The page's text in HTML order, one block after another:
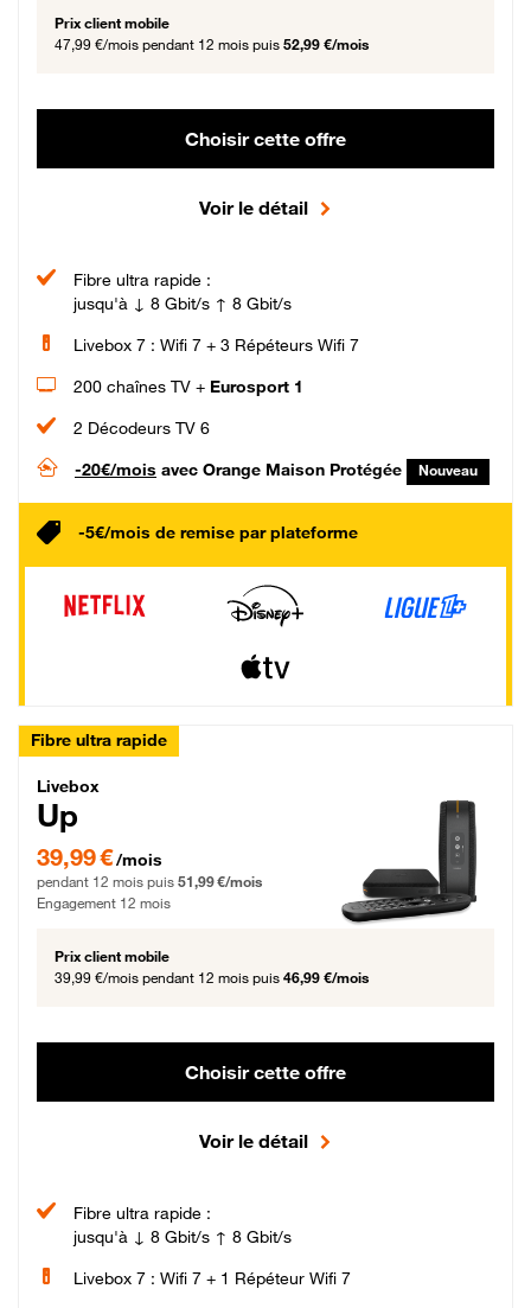
Prix client mobile
47,99 €/mois pendant 12 mois puis 52,99 €/mois
Choisir cette offre
Voir le détail
Fibre ultra rapide :
jusqu'à ↓ 8 Gbit/s ↑ 8 Gbit/s
Livebox 7 : Wifi 7 + 3 Répéteurs Wifi 7
200 chaînes TV + Eurosport 1
2 Décodeurs TV 6
-20€/mois avec Orange Maison Protégée Nouveau
-5€/mois de remise par plateforme
Fibre ultra rapide
Livebox Up Fibre
Livebox
Up
39,99 € par mois pendant 12 mois puis 51,99 € par mois, Engagement 12 mois
39,99 €/mois
pendant 12 mois puis 51,99 €/mois
Engagement 12 mois
Prix client mobile
39,99 €/mois pendant 12 mois puis 46,99 €/mois
Choisir cette offre
Voir le détail
Fibre ultra rapide :
jusqu'à ↓ 8 Gbit/s ↑ 8 Gbit/s
Livebox 7 : Wifi 7 + 1 Répéteur Wifi 7